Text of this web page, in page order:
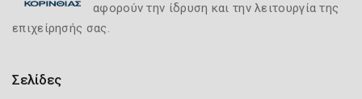
αφορούν την ίδρυση και την λειτουργία της
επιχείρησής σας.
Σελίδες